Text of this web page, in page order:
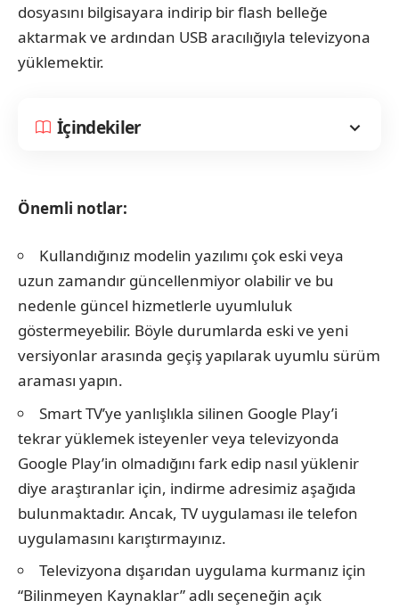
dosyasını bilgisayara indirip bir flash belleğe
aktarmak ve ardından USB aracılığıyla televizyona
yüklemektir.
İçindekiler
Önemli notlar:
Kullandığınız modelin yazılımı çok eski veya
uzun zamandır güncellenmiyor olabilir ve bu
nedenle güncel hizmetlerle uyumluluk
göstermeyebilir. Böyle durumlarda eski ve yeni
versiyonlar arasında geçiş yapılarak uyumlu sürüm
araması yapın.
Smart TV’ye yanlışlıkla silinen Google Play’i
tekrar yüklemek isteyenler veya televizyonda
Google Play’in olmadığını fark edip nasıl yüklenir
diye araştıranlar için, indirme adresimiz aşağıda
bulunmaktadır. Ancak, TV uygulaması ile telefon
uygulamasını karıştırmayınız.
Televizyona dışarıdan uygulama kurmanız için
“Bilinmeyen Kaynaklar” adlı seçeneğin açık